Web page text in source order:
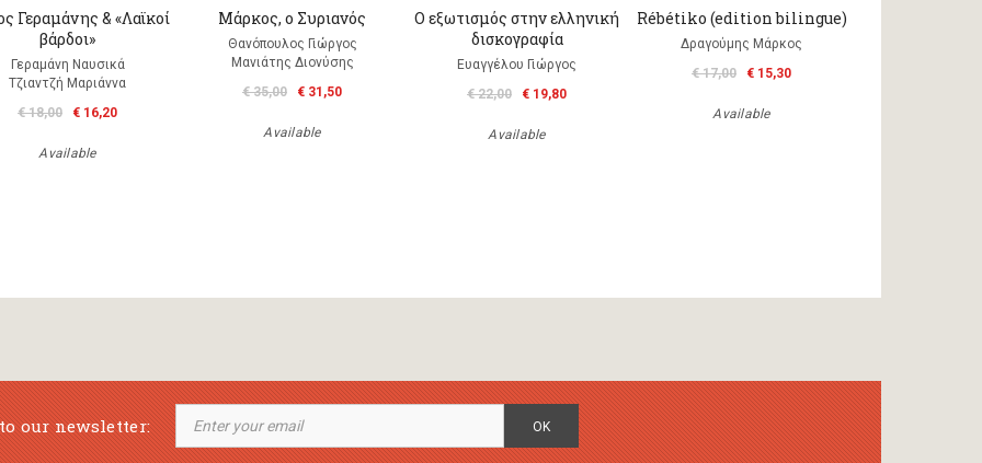
Γεραμάνης & «Λαϊκοί
βάρδοι»
Γεραμάνη Ναυσικά
Τζιαντζή Μαριάννα
€ 18,00
€ 16,20
Available
Μάρκος, ο Συριανός
Θανόπουλος Γιώργος
Μανιάτης Διονύσης
€ 35,00
€ 31,50
Available
Ο εξωτισμός στην ελληνική
δισκογραφία
Ευαγγέλου Γιώργος
€ 22,00
€ 19,80
Available
Rébétiko (edition bilingue)
Δραγούμης Μάρκος
€ 17,00
€ 15,30
Available
our newsletter: OK